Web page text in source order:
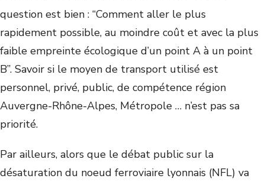
question est bien : “Comment aller le plus
rapidement possible, au moindre coût et avec la plus
faible empreinte écologique d’un point A à un point
B”. Savoir si le moyen de transport utilisé est
personnel, privé, public, de compétence région
Auvergne-Rhône-Alpes, Métropole … n’est pas sa
priorité.
Par ailleurs, alors que le débat public sur la
désaturation du noeud ferroviaire lyonnais (NFL) va